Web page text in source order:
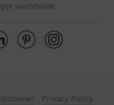
worldwide
Privacy Policy